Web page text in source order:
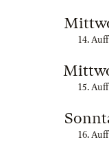
14.
15.
16.